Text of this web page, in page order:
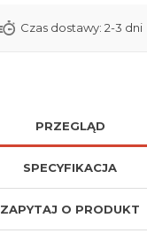
Czas dostawy: 2-3 dni
PRZEGLĄD
SPECYFIKACJA
ZAPYTAJ O PRODUKT